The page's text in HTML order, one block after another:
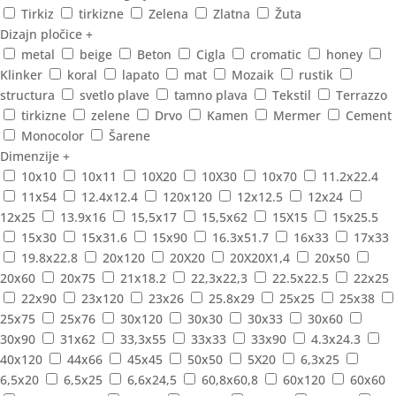
Tirkiz
tirkizne Zelena Zlatna
Žuta
Dizajn pločice +
metal
beige Beton Cigla cromatic
honey
Klinker
koral lapato mat Mozaik
rustik
structura
svetlo plave tamno plava Tekstil
Terrazzo
tirkizne
zelene Drvo Kamen Mermer
Cement
Monocolor
Šarene
Dimenzije +
10x10
10x11 10X20 10X30 10x70
11.2x22.4
11x54
12.4x12.4 120x120 12x12.5
12x24
12x25
13.9x16 15,5x17 15,5x62 15X15
15x25.5
15x30
15x31.6 15x90 16.3x51.7 16x33
17x33
19.8x22.8
20x120 20X20 20X20X1,4
20x50
20x60
20x75 21x18.2 22,3x22,3 22.5x22.5
22x25
22x90
23x120 23x26 25.8x29 25x25
25x38
25x75
25x76 30x120 30x30 30x33
30x60
30x90
31x62 33,3x55 33x33 33x90
4.3x24.3
40x120
44x66 45x45 50x50 5X20
6,3x25
6,5x20
6,5x25 6,6x24,5 60,8x60,8 60x120
60x60